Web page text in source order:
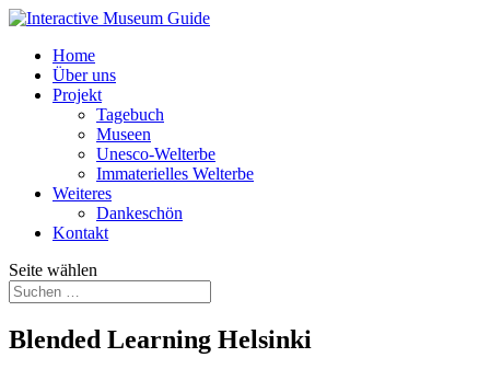
Home
Über uns
Projekt
Tagebuch
Museen
Unesco-Welterbe
Immaterielles Welterbe
Weiteres
Dankeschön
Kontakt
Seite wählen
Blended Learning Helsinki